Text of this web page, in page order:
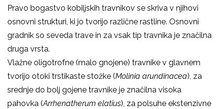
Pravo bogastvo kobiljskih travnikov se skriva v njihovi
osnovni strukturi, ki jo tvorijo različne rastline. Osnovni
gradnik so seveda trave in za vsak tip travnika je značilna
druga vrsta.
Vlažne oligotrofne (malo gnojene) travnike v glavnem
tvorijo otoki trstikaste stožke (Molinia arundinacea), za
srednje do bolj gojene travnike je značilna visoka
pahovka (Arrhenatherum elatius), za polsuhe ekstenzivne